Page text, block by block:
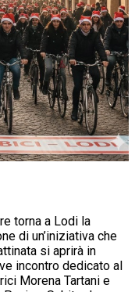
torna a Lodi la
di un’iniziativa che
si aprirà in
incontro dedicato al
Morena Tartani e